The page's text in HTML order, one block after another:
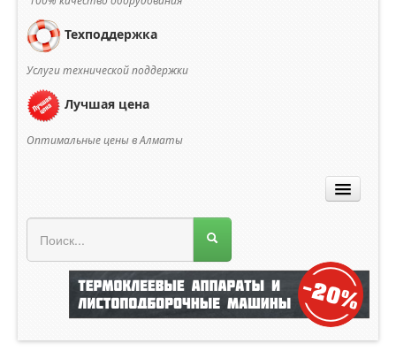
Техподдержка
Услуги технической поддержки
Лучшая цена
Оптимальные цены в Алматы